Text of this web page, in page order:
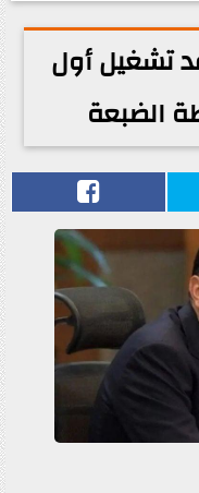
تشغيل أول
الضبعة